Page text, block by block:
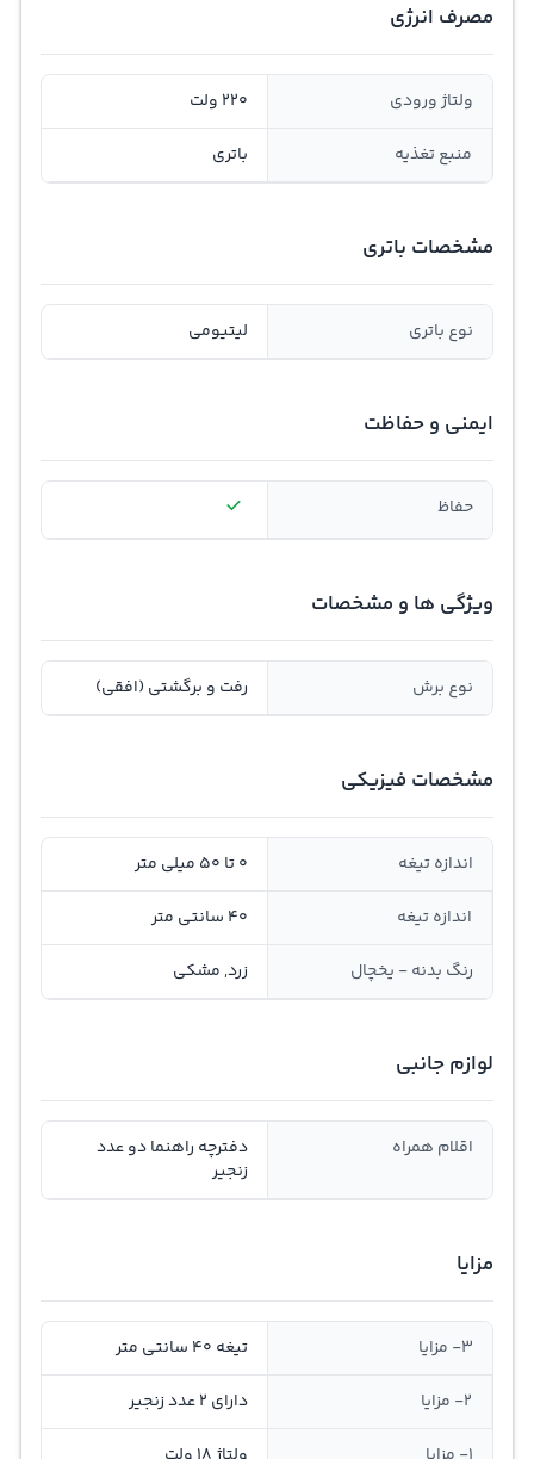
مصرف انرژی
ولتاژ ورودی 220 ولت
منبع تغذیه باتری
مشخصات باتری
نوع باتری لیتیومی
ایمنی و حفاظت
حفا‌ظ
ویژگی ها و مشخصات
نوع برش رفت و برگشتی (افقی)
مشخصات فیزیکی
اندازه تیغه 0 تا 50 میلی متر
اندازه تیغه 40 سانتی متر
رنگ بدنه - یخچال زرد, مشکی
لوازم جانبی
اقلام همراه
دفترچه راهنما دو عدد
زنجیر
مزایا
3- مزایا تیغه 40 سانتی متر
2- مزایا دارای 2 عدد زنجیر